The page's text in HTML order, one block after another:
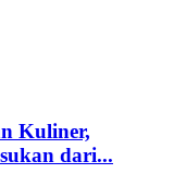
Kuliner,
dari...